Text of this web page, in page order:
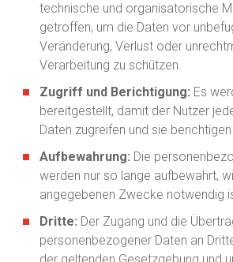
technische und organisatorische
getroffen, um die Daten vor
Veränderung, Verlust oder
Verarbeitung zu schützen.
Zugriff und Berichtigung: Es
bereitgestellt, damit der Nutzer
Daten zugreifen und sie
Aufbewahrung: Die
werden nur so lange aufbewahrt,
angegebenen Zwecke notwendig
Dritte: Der Zugang und die
personenbezogener Daten an